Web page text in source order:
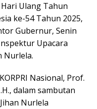
Ulang Tahun
ke-54 Tahun 2025,
Gubernur, Senin
Upacara
Nurlela.
Nasional, Prof.
dalam sambutan
Nurlela